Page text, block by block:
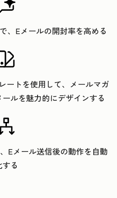
、Eメールの開封率を高める
ートを使用して、メールマガ
ルを魅力的にデザインする
Eメール送信後の動作を自動
る